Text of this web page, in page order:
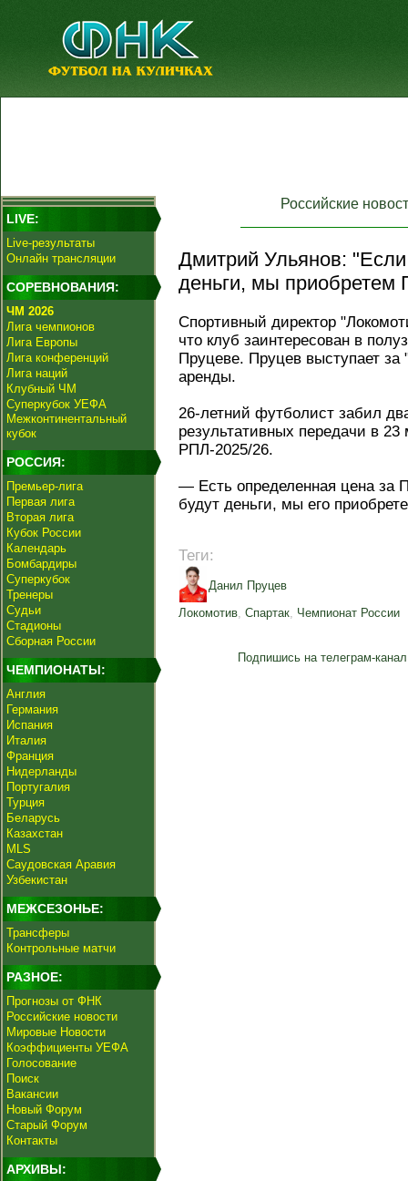
LIVE:
Live-результаты
Онлайн трансляции
СОРЕВНОВАНИЯ:
ЧМ 2026
Лига чемпионов
Лига Европы
Лига конференций
Лига наций
Клубный ЧМ
Суперкубок УЕФА
Межконтинентальный
кубок
РОССИЯ:
Премьер-лига
Первая лига
Вторая лига
Кубок России
Календарь
Бомбардиры
Суперкубок
Тренеры
Судьи
Стадионы
Сборная России
ЧЕМПИОНАТЫ:
Англия
Германия
Испания
Италия
Франция
Нидерланды
Португалия
Турция
Беларусь
Казахстан
MLS
Саудовская Аравия
Узбекистан
МЕЖСЕЗОНЬЕ:
Трансферы
Контрольные матчи
РАЗНОЕ:
Прогнозы от ФНК
Российские новости
Мировые Новости
Коэффициенты УЕФА
Голосование
Поиск
Вакансии
Новый Форум
Старый Форум
Контакты
АРХИВЫ:
Российские
Дмитрий Ульянов:
деньги, мы приобретем
Спортивный директор
что клуб заинтересован в
Пруцеве. Пруцев выступает за
аренды.
26-летний футболист забил
результативных передачи в
РПЛ-2025/26.
— Есть определенная цена за
будут деньги, мы его
Теги:
Данил Пруцев
Локомотив, Спартак, Чемпионат России
Подпишись на телеграм-